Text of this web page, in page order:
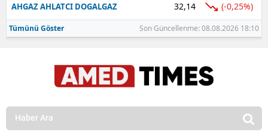
AHGAZ AHLATCI DOGALGAZ 32,14 (-0,25%)
Tümünü Göster Son Güncellenme: 08.08.2026 18:10